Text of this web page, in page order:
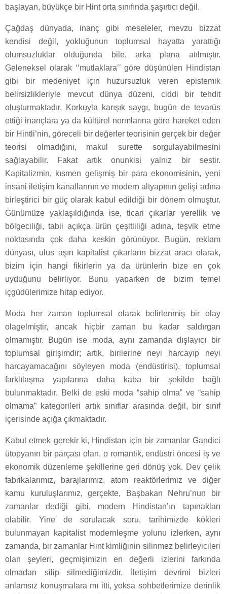
başlayan, büyükçe bir Hint orta sınıfında şaşırtıcı değil.
Çağdaş dünyada, inanç gibi meseleler, mevzu bizzat
kendisi değil, yokluğunun toplumsal hayatta yarattığı
olumsuzluklar olduğunda bile, arka plana atılmıştır.
Geleneksel olarak ‘‘mutlaklara’’ göre düşünülen Hindistan
gibi bir medeniyet için huzursuzluk veren epistemik
belirsizlikleriyle mevcut dünya düzeni, ciddi bir tehdit
oluşturmaktadır. Korkuyla karışık saygı, bugün de tevarüs
ettiği inançlara ya da kültürel normlarına göre hareket eden
bir Hintli’nin, göreceli bir değerler teorisinin gerçek bir değer
teorisi olmadığını, makul surette sorgulayabilmesini
sağlayabilir. Fakat artık onunkisi yalnız bir sestir.
Kapitalizmin, kısmen gelişmiş bir para ekonomisinin, yeni
insani iletişim kanallarının ve modern altyapının gelişi adına
birleştirici bir güç olarak kabul edildiği bir dönem olmuştur.
Günümüze yaklaşıldığında ise, ticari çıkarlar yerellik ve
bölgeciliği, tabii açıkça ürün çeşitliliği adına, teşvik etme
noktasında çok daha keskin görünüyor. Bugün, reklam
dünyası, ulus aşırı kapitalist çıkarların bizzat aracı olarak,
bizim için hangi fikirlerin ya da ürünlerin bize en çok
uyduğunu belirliyor. Bunu yaparken de bizim temel
içgüdülerimize hitap ediyor.
Moda her zaman toplumsal olarak belirlenmiş bir olay
olagelmiştir, ancak hiçbir zaman bu kadar saldırgan
olmamıştır. Bugün ise moda, aynı zamanda dışlayıcı bir
toplumsal girişimdir; artık, birilerine neyi harcayıp neyi
harcayamacağını söyleyen moda (endüstirisi), toplumsal
farklılaşma yapılarına daha kaba bir şekilde bağlı
bulunmaktadır. Belki de eski moda “sahip olma” ve “sahip
olmama” kategorileri artık sınıflar arasında değil, bir sınıf
içerisinde açığa çıkmaktadır.
Kabul etmek gerekir ki, Hindistan için bir zamanlar Gandici
ütopyanın bir parçası olan, o romantik, endüstri öncesi iş ve
ekonomik düzenleme şekillerine geri dönüş yok. Dev çelik
fabrikalarımız, barajlarımız, atom reaktörlerimiz ve diğer
kamu kuruluşlarımız, gerçekte, Başbakan Nehru’nun bir
zamanlar dediği gibi, modern Hindistan’ın tapınakları
olabilir. Yine de sorulacak soru, tarihimizde kökleri
bulunmayan kapitalist modernleşme yolunu izlerken, aynı
zamanda, bir zamanlar Hint kimliğinin silinmez belirleyicileri
olan şeyleri, geçmişimizin en değerli izlerini farkında
olmadan silip silmediğimizdir. İletişim devrimi bizleri
anlamsız konuşmalara mı itti, yoksa sohbetlerimize derinlik